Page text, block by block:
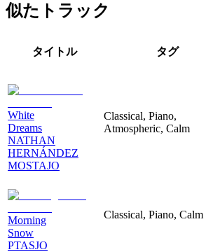
似たトラック
タイトル タグ
White
Dreams
NATHAN
HERNÁNDEZ
MOSTAJO
Classical, Piano,
Atmospheric, Calm
Morning
Snow
PTASJO
Classical, Piano, Calm